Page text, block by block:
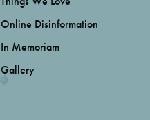
Online Disinformation
In Memoriam
Gallery